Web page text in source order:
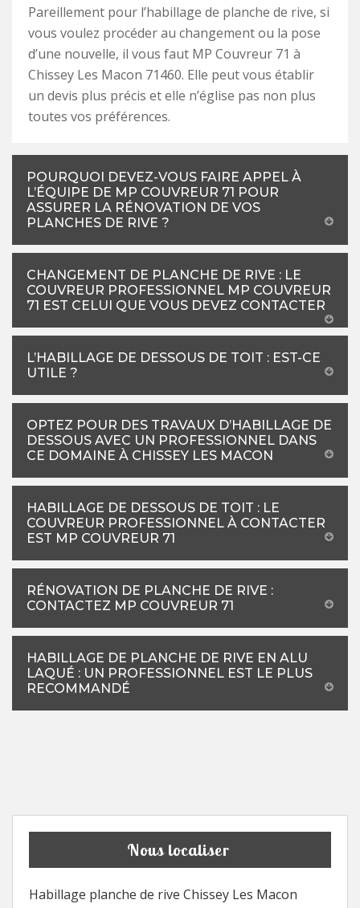
Pareillement pour l’habillage de planche de rive, si
vous voulez procéder au changement ou la pose
d’une nouvelle, il vous faut MP Couvreur 71 à
Chissey Les Macon 71460. Elle peut vous établir
un devis plus précis et elle n’église pas non plus
toutes vos préférences.
POURQUOI DEVEZ-VOUS FAIRE APPEL À
L’ÉQUIPE DE MP COUVREUR 71 POUR
ASSURER LA RÉNOVATION DE VOS
PLANCHES DE RIVE ?
CHANGEMENT DE PLANCHE DE RIVE : LE
COUVREUR PROFESSIONNEL MP COUVREUR
71 EST CELUI QUE VOUS DEVEZ CONTACTER
L’HABILLAGE DE DESSOUS DE TOIT : EST-CE
UTILE ?
OPTEZ POUR DES TRAVAUX D’HABILLAGE DE
DESSOUS AVEC UN PROFESSIONNEL DANS
CE DOMAINE À CHISSEY LES MACON
HABILLAGE DE DESSOUS DE TOIT : LE
COUVREUR PROFESSIONNEL À CONTACTER
EST MP COUVREUR 71
RÉNOVATION DE PLANCHE DE RIVE :
CONTACTEZ MP COUVREUR 71
HABILLAGE DE PLANCHE DE RIVE EN ALU
LAQUÉ : UN PROFESSIONNEL EST LE PLUS
RECOMMANDÉ
Nous localiser
Habillage planche de rive Chissey Les Macon